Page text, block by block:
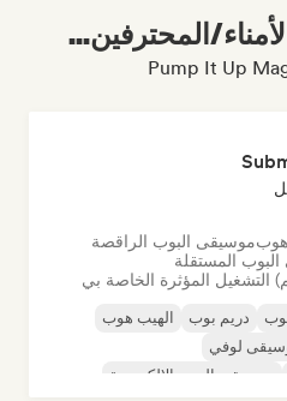
المحترفين...
موسيقى البوب الراقصة
المستقلة
التشغيل المؤثرة الخاصة بي
دريم بوب
الهيب هوب
لوفي
موسيقى البوب الإلكترونية